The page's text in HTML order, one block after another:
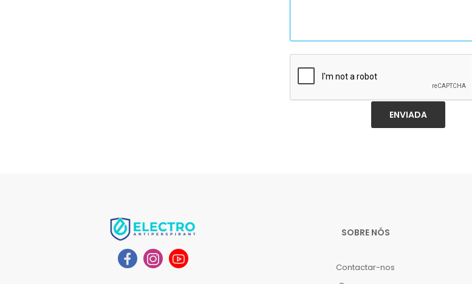
ENVIADA
SOBRE NÓS
Contactar-nos